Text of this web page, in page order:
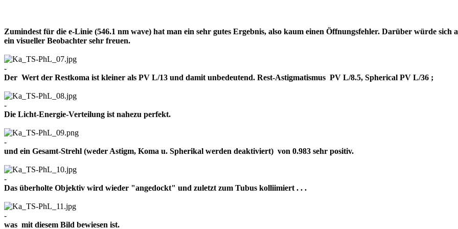
Zumindest für die e-Linie (546.1 nm wave) hat man ein sehr gutes Ergebnis, also kaum einen Öffnungsfehler. Darüber würde sich
ein visueller Beobachter sehr freuen.
-
Der Wert der Restkoma ist kleiner als PV L/13 und damit unbedeutend. Rest-Astigmatismus PV L/8.5, Spherical PV L/36 ;
-
Die Licht-Energie-Verteilung ist nahezu perfekt.
-
und ein Gesamt-Strehl (weder Astigm, Koma u. Spherikal werden deaktiviert) von 0.983 sehr positiv.
-
Das überholte Objektiv wird wieder "angedockt" und zuletzt zum Tubus kolliimiert . . .
-
was mit diesem Bild bewiesen ist.